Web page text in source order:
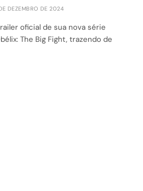
DEZEMBRO DE 2024
oficial de sua nova série
The Big Fight, trazendo de